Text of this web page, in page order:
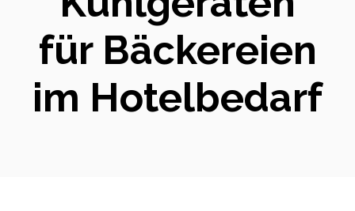
für Bäckereien
im Hotelbedarf